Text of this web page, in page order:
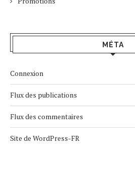
MÉTA
Connexion
Flux des publications
Flux des commentaires
Site de WordPress-FR